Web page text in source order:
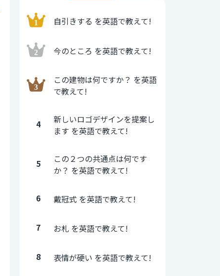
自引きする を英語で教えて!
今のところ を英語で教えて!
この建物は何ですか？ を英語
で教えて!
4
新しいロゴデザインを提案し
ます を英語で教えて!
5
この２つの共通点は何です
か？ を英語で教えて!
6 戴冠式 を英語で教えて!
7 お札 を英語で教えて!
8 表情が硬い を英語で教えて!